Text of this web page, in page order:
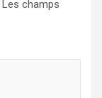
Les champs